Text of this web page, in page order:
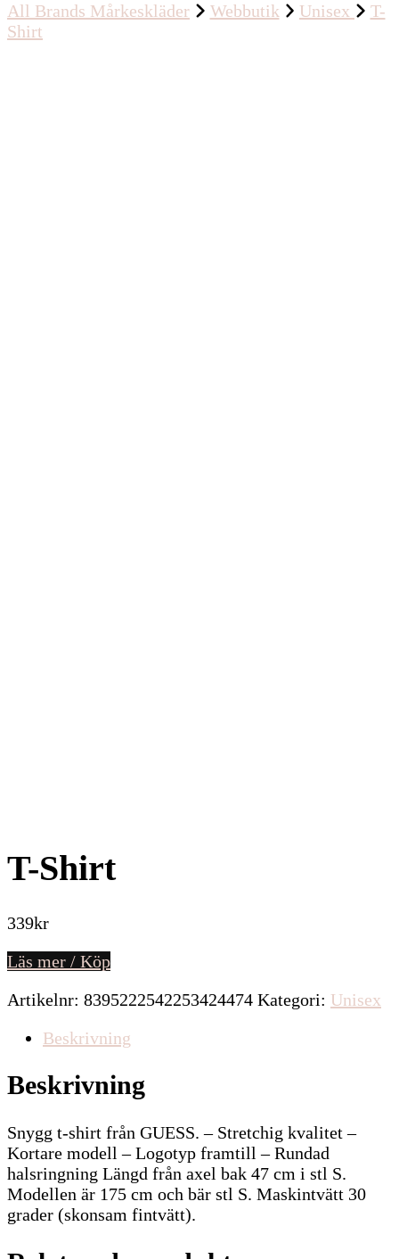
All Brands Mårkeskläder Webbutik Unisex
T-
Shirt
T-Shirt
339kr
Läs mer / Köp
Artikelnr: 8395222542253424474 Kategori: Unisex
Beskrivning
Beskrivning
Snygg t-shirt från GUESS. – Stretchig kvalitet –
Kortare modell – Logotyp framtill – Rundad
halsringning Längd från axel bak 47 cm i stl S.
Modellen är 175 cm och bär stl S. Maskintvätt 30
grader (skonsam fintvätt).